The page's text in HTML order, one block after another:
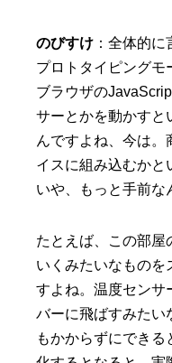
のびすけ ：全体的
プロトタイピングモ
ブラウザの
サーとかを動かすと
んですよね、今は
イスに組み込むかと
いや、もっと手前な
たとえば、この部屋
いくみたいなものを
すよね。温度センサ
バーに飛ばすみたい
もかからずにでき